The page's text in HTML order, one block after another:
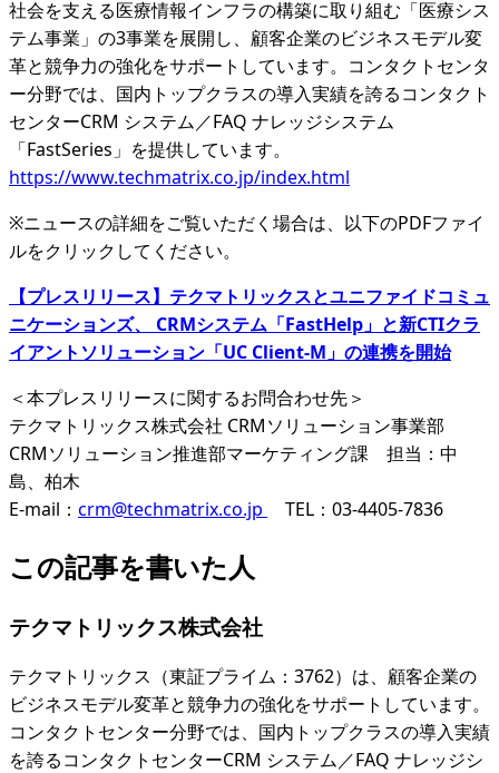
社会を支える医療情報インフラの構築に取り組む「医療シス
テム事業」の3事業を展開し、顧客企業のビジネスモデル変
革と競争力の強化をサポートしています。コンタクトセンタ
ー分野では、国内トップクラスの導入実績を誇るコンタクト
センターCRM システム／FAQ ナレッジシステム
「FastSeries」を提供しています。
https://www.techmatrix.co.jp/index.html
※ニュースの詳細をご覧いただく場合は、以下のPDFファイ
ルをクリックしてください。
【プレスリリース】テクマトリックスとユニファイドコミュ
ニケーションズ、 CRMシステム「FastHelp」と新CTIクラ
イアントソリューション「UC Client-M」の連携を開始
＜本プレスリリースに関するお問合わせ先＞
テクマトリックス株式会社 CRMソリューション事業部
CRMソリューション推進部マーケティング課 担当：中
島、柏木
E-mail： crm@techmatrix.co.jp TEL：03-4405-7836
この記事を書いた人
テクマトリックス株式会社
テクマトリックス（東証プライム：3762）は、顧客企業の
ビジネスモデル変革と競争力の強化をサポートしています。
コンタクトセンター分野では、国内トップクラスの導入実績
を誇るコンタクトセンターCRM システム／FAQ ナレッジシ